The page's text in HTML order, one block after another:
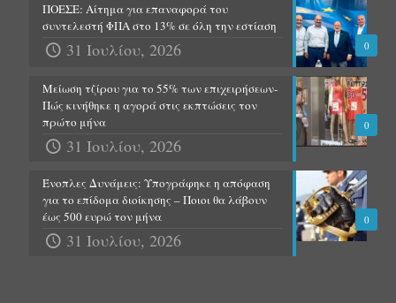
0
ΠΟΕΣΕ: Αίτημα για επαναφορά του
συντελεστή ΦΠΑ στο 13% σε όλη την εστίαση
31 Ιουλίου, 2026
0
Μείωση τζίρου για το 55% των επιχειρήσεων-
Πώς κινήθηκε η αγορά στις εκπτώσεις τον
πρώτο μήνα
31 Ιουλίου, 2026
0
Ένοπλες Δυνάμεις: Υπογράφηκε η απόφαση
για το επίδομα διοίκησης – Ποιοι θα λάβουν
έως 500 ευρώ τον μήνα
31 Ιουλίου, 2026